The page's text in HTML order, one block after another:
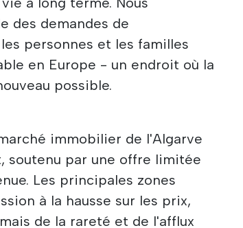
des demandes de
personnes et les familles
en Europe - un endroit où la
possible.
immobilier de l'Algarve
soutenu par une offre limitée
Les principales zones
à la hausse sur les prix,
de la rareté et de l'afflux